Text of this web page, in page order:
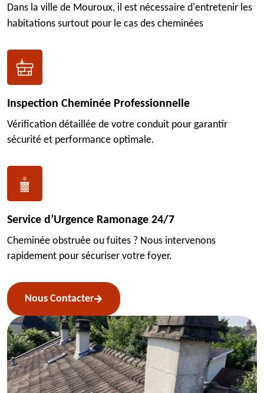
Dans la ville de Mouroux, il est nécessaire d'entretenir les
habitations surtout pour le cas des cheminées
Inspection Cheminée Professionnelle
Vérification détaillée de votre conduit pour garantir
sécurité et performance optimale.
Service d’Urgence Ramonage 24/7
Cheminée obstruée ou fuites ? Nous intervenons
rapidement pour sécuriser votre foyer.
Nous Contacter